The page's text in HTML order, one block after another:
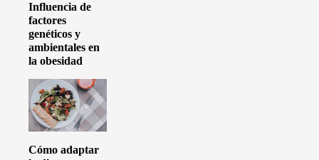
Influencia de
factores
genéticos y
ambientales en
la obesidad
Cómo adaptar